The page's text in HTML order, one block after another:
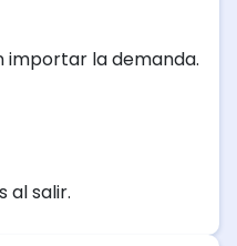
importar la demanda.
al salir.